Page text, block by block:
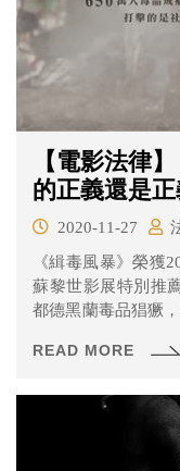
【電影法律
的正義還是正
2020-11-27
《緝毒風暴》榮獲
蘇黎世影展特別推
都德黑蘭毒品猖獗
抓到上游的藥頭，
READ MORE